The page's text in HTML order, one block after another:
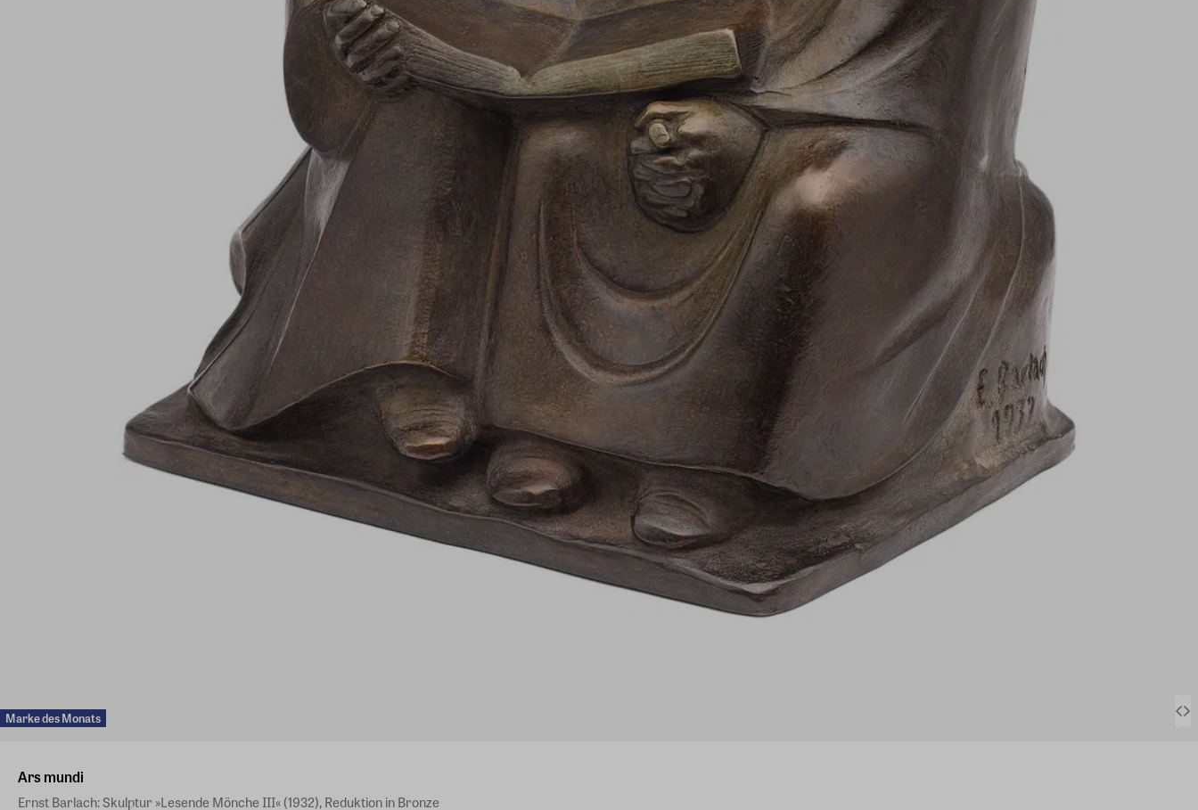
Marke des Monats
Ars mundi
Ernst Barlach: Skulptur »Lesende Mönche III« (1932), Reduktion in Bronze